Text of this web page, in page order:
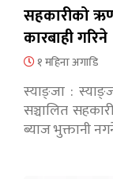
सहकारीको
कारबाही गरिने
१ महिना अगाडि
स्याङ्जा :
सञ्चालित
ब्याज भुक्तानी